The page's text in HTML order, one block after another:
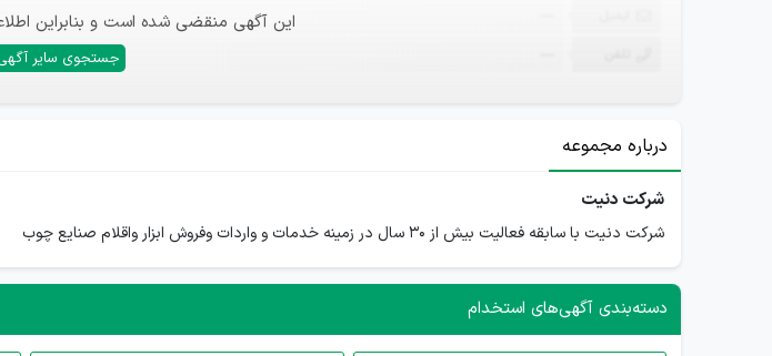
این آگهی منقضی شده است و بنابراین
جستجوی سایر
درباره مجموعه
شرکت دنیت
شرکت دنیت با سابقه فعالیت بیش از 30 سال در زمینه خدمات و واردات وفروش ابزار واقلام صنایع چوب
دسته‌بندی آگهی‌های استخدام